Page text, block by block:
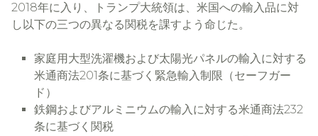
2018年に入り、トランプ大統領は、米国への輸入品に対
し以下の三つの異なる関税を課すよう命じた。
家庭用大型洗濯機および太陽光パネルの輸入に対する
米通商法201条に基づく緊急輸入制限（セーフガー
ド）
鉄鋼およびアルミニウムの輸入に対する米通商法232
条に基づく関税